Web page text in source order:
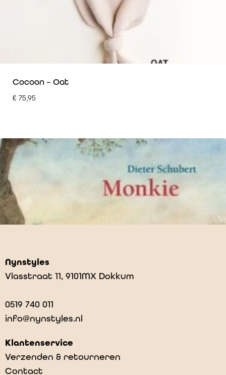
Cocoon – Oat
€ 75,95
Nynstyles
Vlasstraat 11, 9101MX Dokkum
0519 740 011
info@nynstyles.nl
Klantenservice
Verzenden & retourneren
Contact